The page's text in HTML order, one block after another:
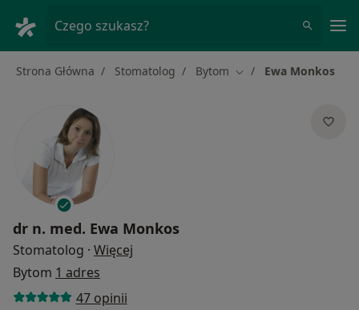
Czego szukasz?
Strona Główna Stomatolog Bytom Zmień miasto
Ewa Monkos
dr n. med. Ewa Monkos
Stomatolog · Więcej
Bytom 1 adres
47 opinii